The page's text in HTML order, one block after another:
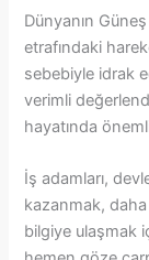
Dünyanın
etrafındaki
sebebiyle idrak
verimli
hayatında
İş adamları,
kazanmak,
bilgiye ulaşmak